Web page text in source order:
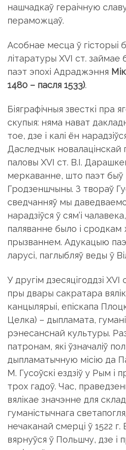
нашчадкаў гераiчную
пераможцаў.
Асобнае месца ў гiсторыi
лiтаратуры XVI ст. займае
паэт эпохi Адраджэння
1480 – пасля 1533).
Бiяграфiчныя звесткi пра
скупыя: няма нават
тое, дзе i калi ён
Даследчык новалацiнскай
паловы XVI ст. В.I.
меркаванне, што паэт быў
Гродзеншчыны. З твораў
сведчанняў мы
нарадзiўся ў сям’i
паляванне было i сродкам
прызваннем. Адукацыю
ларусi, паглыбляў веды ў
У другiм дзесяцiгоддзi XVI
пры двары сакратара
канцылярыi, епiскапа
Целка) – дыпламата,
рэнесанснай культуры.
патронам, якi ўзначалiў
дыпламатычную мiсiю да
М. Гусоўскi ездзiў у Рым i
трох гадоў. Час,
вялiкае значэнне для
гуманiстычнага
нечаканай смерцi ў 1522 г.
вярнуўся ў Польшчу, дзе i